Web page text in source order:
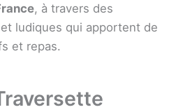
, à travers des
ludiques qui apportent de
et repas.